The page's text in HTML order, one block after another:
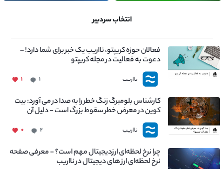
انتخاب سردبیر
فعالان حوزه کریپتو، نااریب یک خبر برای شما دارد! –
دعوت به فعالیت در مجله کریپتو
نااریب ۱ ۱
کارشناس بلومبرگ زنگ خطر را به صدا در می آورد: بیت
کوین در معرض خطر سقوط بزرگ است - دلیل آن
چیست؟
نااریب ۲ ۰
چرا نرخ لحظه‌ای ارزدیجیتال مهم است؟ - معرفی صفحه
نرخ لحظه‌ای ارز های دیجیتال در نااریب